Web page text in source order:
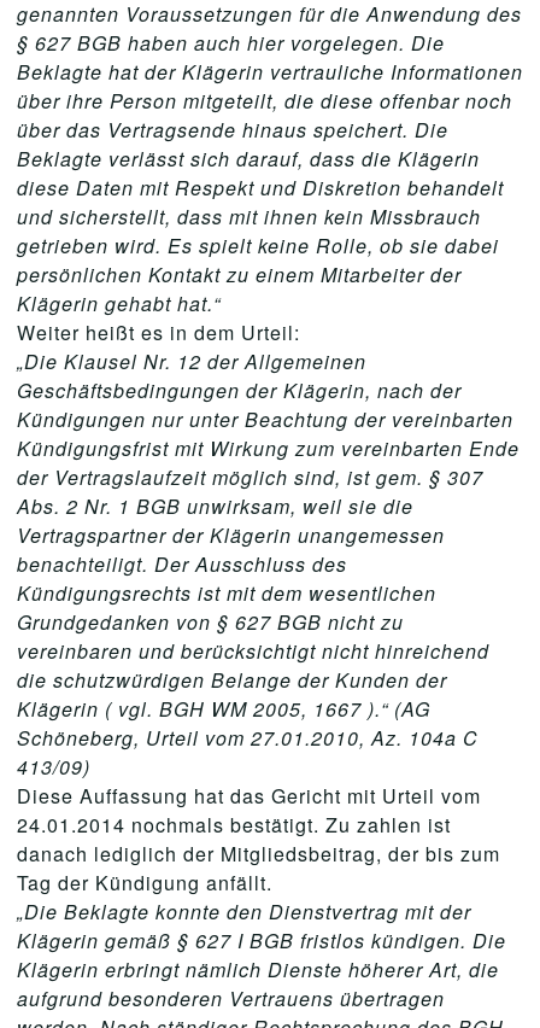
genannten Voraussetzungen für die Anwendung des
§ 627 BGB haben auch hier vorgelegen. Die
Beklagte hat der Klägerin vertrauliche Informationen
über ihre Person mitgeteilt, die diese offenbar noch
über das Vertragsende hinaus speichert. Die
Beklagte verlässt sich darauf, dass die Klägerin
diese Daten mit Respekt und Diskretion behandelt
und sicherstellt, dass mit ihnen kein Missbrauch
getrieben wird. Es spielt keine Rolle, ob sie dabei
persönlichen Kontakt zu einem Mitarbeiter der
Klägerin gehabt hat.“
Weiter heißt es in dem Urteil:
„Die Klausel Nr. 12 der Allgemeinen
Geschäftsbedingungen der Klägerin, nach der
Kündigungen nur unter Beachtung der vereinbarten
Kündigungsfrist mit Wirkung zum vereinbarten Ende
der Vertragslaufzeit möglich sind, ist gem. § 307
Abs. 2 Nr. 1 BGB unwirksam, weil sie die
Vertragspartner der Klägerin unangemessen
benachteiligt. Der Ausschluss des
Kündigungsrechts ist mit dem wesentlichen
Grundgedanken von § 627 BGB nicht zu
vereinbaren und berücksichtigt nicht hinreichend
die schutzwürdigen Belange der Kunden der
Klägerin ( vgl. BGH WM 2005, 1667 ).“ (AG
Schöneberg, Urteil vom 27.01.2010, Az. 104a C
413/09)
Diese Auffassung hat das Gericht mit Urteil vom
24.01.2014 nochmals bestätigt. Zu zahlen ist
danach lediglich der Mitgliedsbeitrag, der bis zum
Tag der Kündigung anfällt.
„Die Beklagte konnte den Dienstvertrag mit der
Klägerin gemäß § 627 I BGB fristlos kündigen. Die
Klägerin erbringt nämlich Dienste höherer Art, die
aufgrund besonderen Vertrauens übertragen